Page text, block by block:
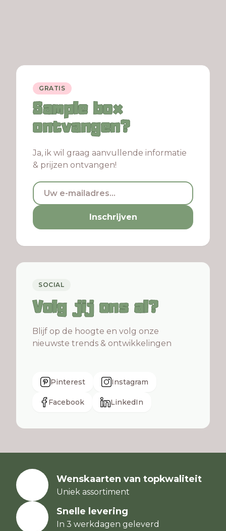
GRATIS
Sample box
ontvangen?
Ja, ik wil graag aanvullende informatie
& prijzen ontvangen!
Inschrijven
SOCIAL
Volg jij ons al?
Blijf op de hoogte en volg onze
nieuwste trends & ontwikkelingen
Pinterest Instagram
Facebook LinkedIn
Wenskaarten van topkwaliteit
Uniek assortiment
Snelle levering
In 3 werkdagen geleverd